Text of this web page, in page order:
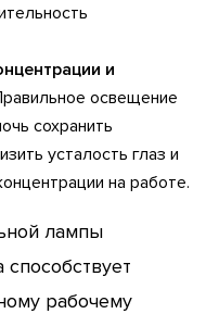
и
освещение
сохранить
усталость глаз и
на работе.
лампы
рабочему